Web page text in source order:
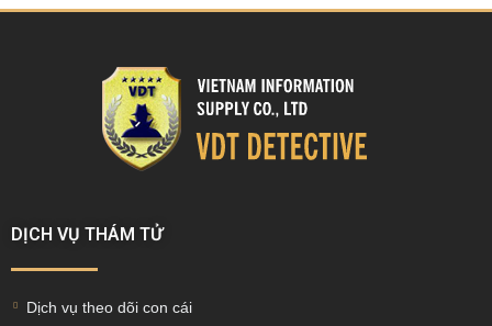
DỊCH VỤ THÁM TỬ
Dịch vụ theo dõi con cái